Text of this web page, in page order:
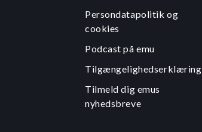
Persondatapolitik og
cookies
Podcast på emu
Tilgængelighedserklæring
Tilmeld dig emus
nyhedsbreve